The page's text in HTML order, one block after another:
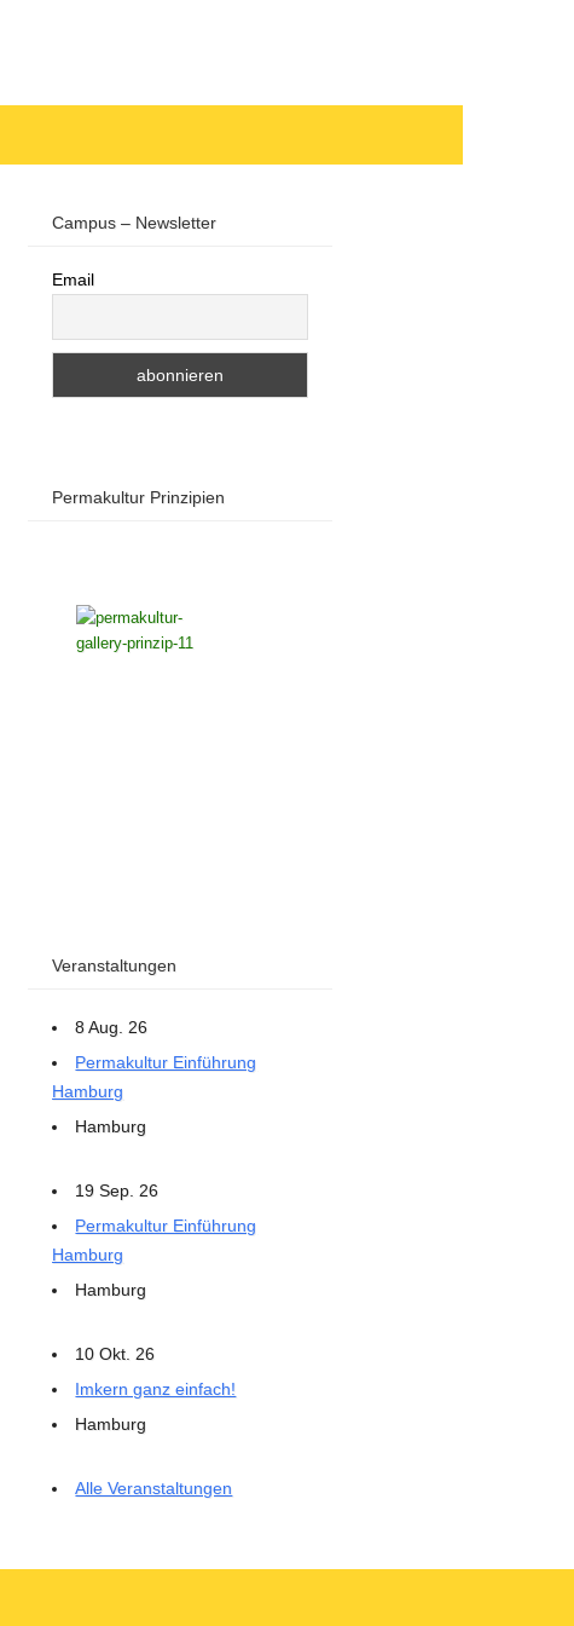
Campus – Newsletter
Email
Permakultur Prinzipien
Veranstaltungen
8 Aug. 26
Permakultur Einführung
Hamburg
Hamburg
19 Sep. 26
Permakultur Einführung
Hamburg
Hamburg
10 Okt. 26
Imkern ganz einfach!
Hamburg
Alle Veranstaltungen